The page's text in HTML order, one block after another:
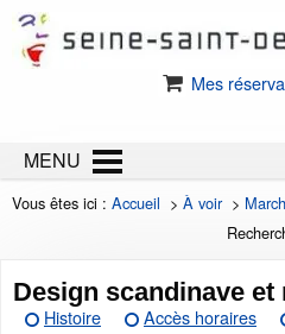
Mes
MENU
Vous êtes ici : Accueil > À voir>
Design scandinave
Histoire Accès horaires